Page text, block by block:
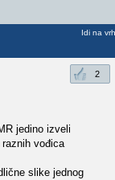
Idi na vrh
2
jedino izveli
vođica
slike jednog